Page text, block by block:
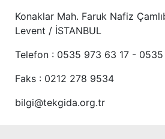
Konaklar Mah. Faruk Nafiz
Levent / İSTANBUL
Telefon : 0535 973 63 17 -
Faks : 0212 278 9534
bilgi@tekgida.org.tr